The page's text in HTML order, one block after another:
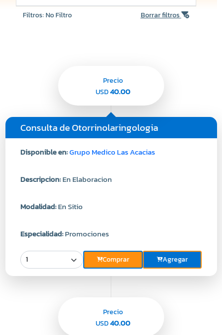
Filtros: No Filtro Borrar filtros
Consulta de Otorrinolaringologia
Disponible en:Grupo Medico Las Acacias
Descripcion:En Elaboracion
Modalidad:En Sitio
Especialidad:Promociones
Comprar Agregar
Precio
USD40.00
Precio
USD40.00